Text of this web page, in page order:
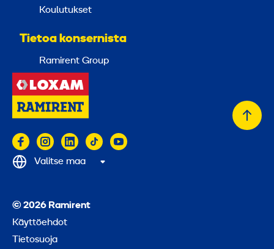
Koulutukset
Tietoa konsernista
Ramirent Group
© 2026 Ramirent
Käyttöehdot
Tietosuoja
Valitse maa